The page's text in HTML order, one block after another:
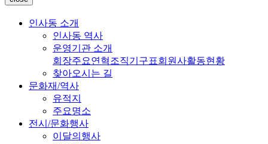
인사동 소개
인사동 역사
운영기관 소개
회장주요연혁조직기구표회원사활동현황
찾아오시는 길
문화재/역사
유적지
주요명소
전시/문화행사
이달의행사